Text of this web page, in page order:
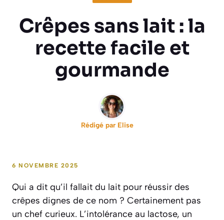
Crêpes sans lait : la
recette facile et
gourmande
Rédigé par Elise
6 NOVEMBRE 2025
Qui a dit qu’il fallait du lait pour réussir des
crêpes dignes de ce nom ? Certainement pas
un chef curieux. L’intolérance au lactose, un